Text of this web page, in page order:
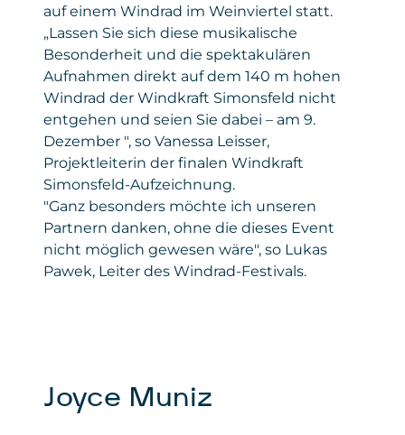
auf einem Windrad im Weinviertel statt.
„Lassen Sie sich diese musikalische
Besonderheit und die spektakulären
Aufnahmen direkt auf dem 140 m hohen
Windrad der Windkraft Simonsfeld nicht
entgehen und seien Sie dabei – am 9.
Dezember ", so Vanessa Leisser,
Projektleiterin der finalen Windkraft
Simonsfeld-Aufzeichnung.
"Ganz besonders möchte ich unseren
Partnern danken, ohne die dieses Event
nicht möglich gewesen wäre", so Lukas
Pawek, Leiter des Windrad-Festivals.
Joyce Muniz